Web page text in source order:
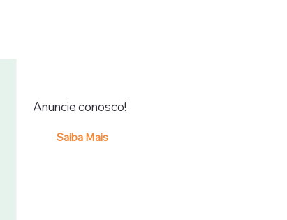
Anuncie conosco!
Saiba Mais